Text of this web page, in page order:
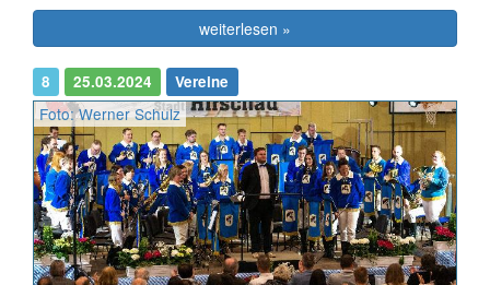
weiterlesen »
8 25.03.2024 Vereine
Foto: Werner Schulz